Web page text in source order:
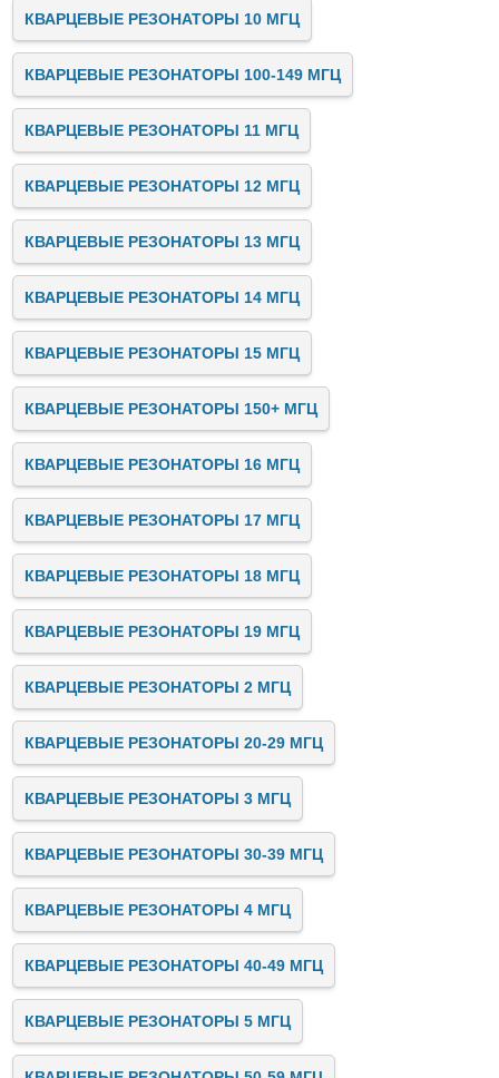
КВАРЦЕВЫЕ РЕЗОНАТОРЫ 10 МГЦ
КВАРЦЕВЫЕ РЕЗОНАТОРЫ 100-149 МГЦ
КВАРЦЕВЫЕ РЕЗОНАТОРЫ 11 МГЦ
КВАРЦЕВЫЕ РЕЗОНАТОРЫ 12 МГЦ
КВАРЦЕВЫЕ РЕЗОНАТОРЫ 13 МГЦ
КВАРЦЕВЫЕ РЕЗОНАТОРЫ 14 МГЦ
КВАРЦЕВЫЕ РЕЗОНАТОРЫ 15 МГЦ
КВАРЦЕВЫЕ РЕЗОНАТОРЫ 150+ МГЦ
КВАРЦЕВЫЕ РЕЗОНАТОРЫ 16 МГЦ
КВАРЦЕВЫЕ РЕЗОНАТОРЫ 17 МГЦ
КВАРЦЕВЫЕ РЕЗОНАТОРЫ 18 МГЦ
КВАРЦЕВЫЕ РЕЗОНАТОРЫ 19 МГЦ
КВАРЦЕВЫЕ РЕЗОНАТОРЫ 2 МГЦ
КВАРЦЕВЫЕ РЕЗОНАТОРЫ 20-29 МГЦ
КВАРЦЕВЫЕ РЕЗОНАТОРЫ 3 МГЦ
КВАРЦЕВЫЕ РЕЗОНАТОРЫ 30-39 МГЦ
КВАРЦЕВЫЕ РЕЗОНАТОРЫ 4 МГЦ
КВАРЦЕВЫЕ РЕЗОНАТОРЫ 40-49 МГЦ
КВАРЦЕВЫЕ РЕЗОНАТОРЫ 5 МГЦ